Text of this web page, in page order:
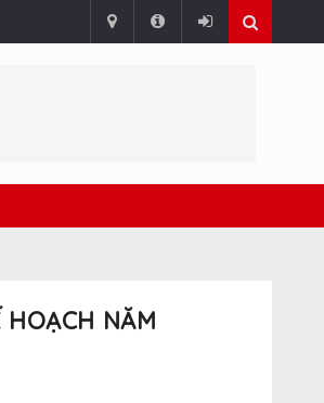
NĂM